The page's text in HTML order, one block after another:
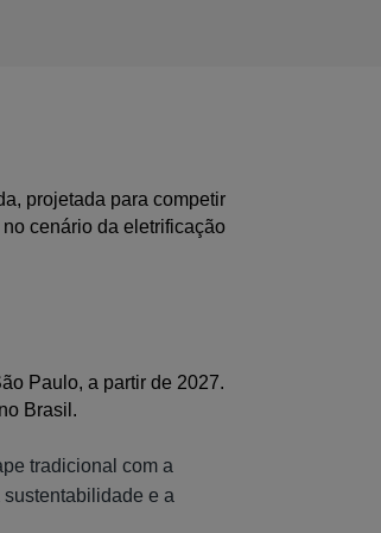
projetada para competir
cenário da eletrificação
Paulo, a partir de 2027.
Brasil.
tradicional com a
e a